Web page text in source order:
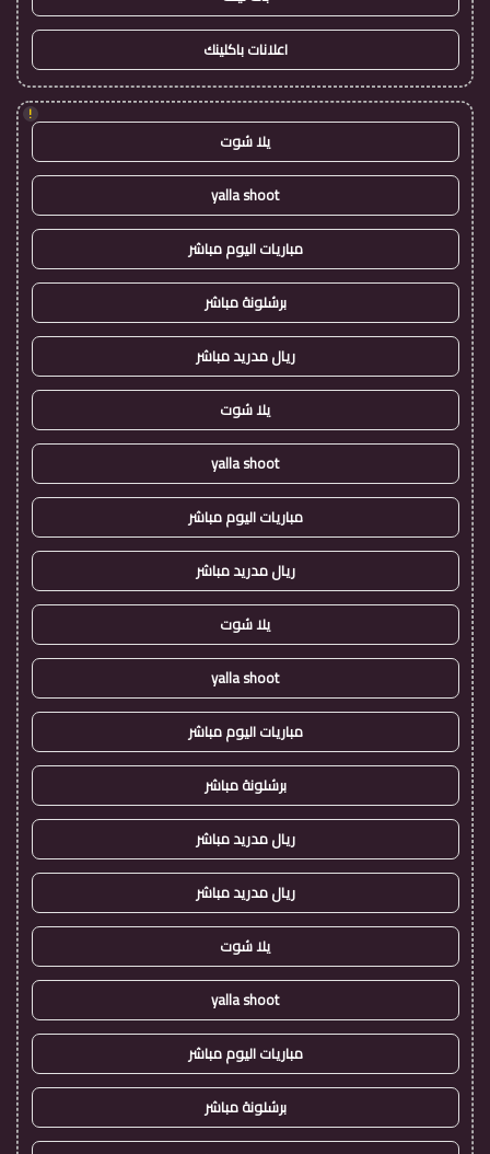
اعلانات باكلينك
!
يلا شوت
yalla shoot
مباريات اليوم مباشر
برشلونة مباشر
ريال مدريد مباشر
يلا شوت
yalla shoot
مباريات اليوم مباشر
ريال مدريد مباشر
يلا شوت
yalla shoot
مباريات اليوم مباشر
برشلونة مباشر
ريال مدريد مباشر
ريال مدريد مباشر
يلا شوت
yalla shoot
مباريات اليوم مباشر
برشلونة مباشر